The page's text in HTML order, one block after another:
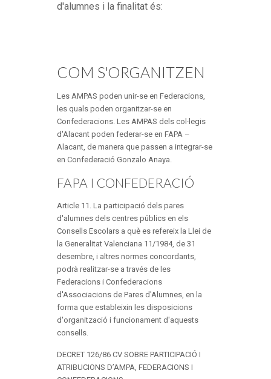
d'alumnes i la finalitat és:
COM S'ORGANITZEN
Les AMPAS poden unir-se en Federacions,
les quals poden organitzar-se en
Confederacions. Les AMPAS dels col·legis
d'Alacant poden federar-se en FAPA –
Alacant, de manera que passen a integrar-se
en Confederació Gonzalo Anaya.
FAPA I CONFEDERACIÓ
Article 11. La participació dels pares
d'alumnes dels centres públics en els
Consells Escolars a què es refereix la Llei de
la Generalitat Valenciana 11/1984, de 31
desembre, i altres normes concordants,
podrà realitzar-se a través de les
Federacions i Confederacions
d'Associacions de Pares d'Alumnes, en la
forma que estableixin les disposicions
d'organització i funcionament d'aquests
consells.
DECRET 126/86 CV SOBRE PARTICIPACIÓ I
ATRIBUCIONS D’AMPA, FEDERACIONS I